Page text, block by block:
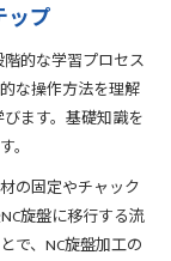
ップ
的な学習プロセス
な操作方法を理解
ます。基礎知識を
の固定やチャック
旋盤に移行する流
で、NC旋盤加工の